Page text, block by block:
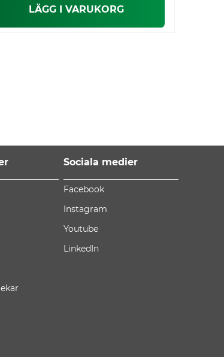
LÄGG I VARUKORG
Sociala medier
Facebook
Instagram
Youtube
LinkedIn